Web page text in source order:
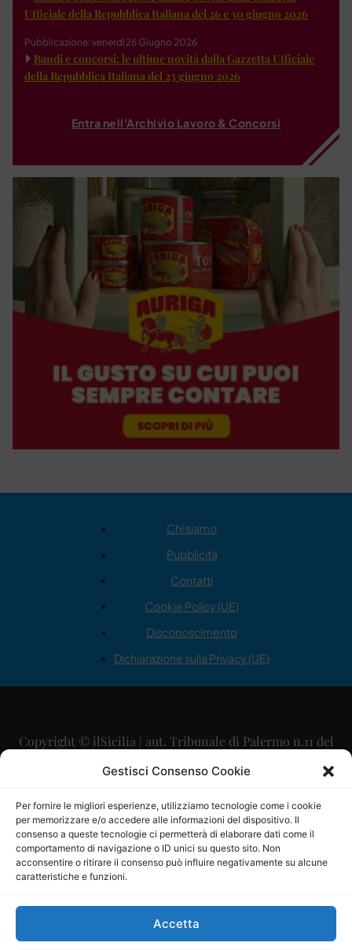
Gestisci Consenso Cookie
Per fornire le migliori esperienze, utilizziamo tecnologie come i cookie
per memorizzare e/o accedere alle informazioni del dispositivo. Il
consenso a queste tecnologie ci permetterà di elaborare dati come il
comportamento di navigazione o ID unici su questo sito. Non
acconsentire o ritirare il consenso può influire negativamente su alcune
caratteristiche e funzioni.
Accetta
Ufficiale della Repubblica Italiana del 26 e 30 giugno 2026
Pubblicazione: venerdì 26 Giugno 2026
Bandi e concorsi: le ultime novità dalla Gazzetta Ufficiale
della Repubblica Italiana del 23 giugno 2026
Entra nell'Archivio Lavoro & Concorsi
Chi siamo
Pubblicità
Contatti
Cookie Policy (UE)
Disconoscimento
Dichiarazione sulla Privacy (UE)
Copyright © ilSicilia | aut. Tribunale di Palermo n.11 del
29/09/2015
Direttore Editoriale: Maurizio Scaglione
Direttore Responsabile: Maria Calabrese
P.IVA: 06334930820
Mercurio Comunicazione Società Cooperativa a r.l. è